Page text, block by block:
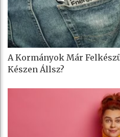
A Kormányok Már
Készen Állsz?